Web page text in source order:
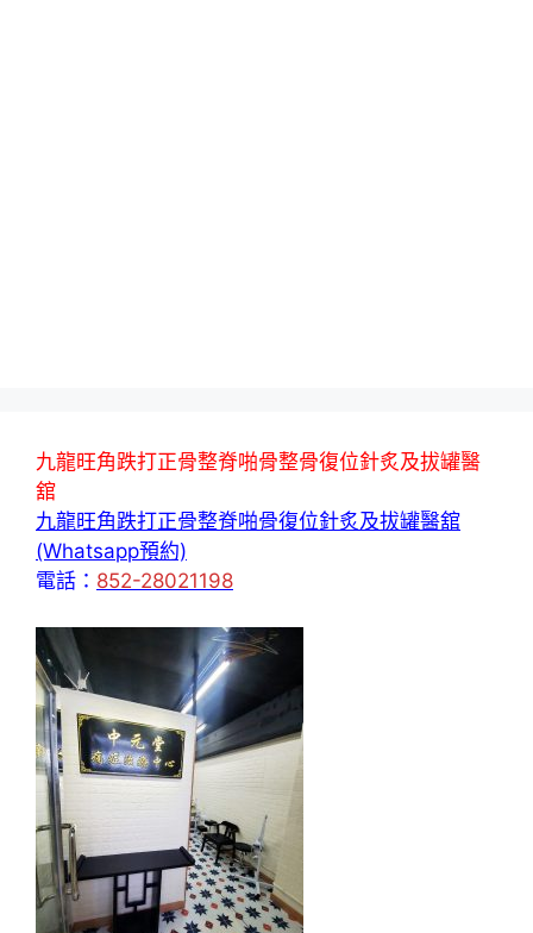
九龍旺角跌打正骨整脊啪骨整骨復位針炙及拔罐醫
舘
九龍旺角跌打正骨整脊啪骨復位針炙及拔罐醫舘
(Whatsapp預約)
電話： 852-28021198